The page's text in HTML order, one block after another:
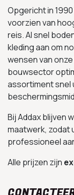
Opgericht in
voorzien van
reis. Al snel
kleding aan om
wensen van
bouwsector
assortiment snel
Bij Addax blijven
maatwerk, zodat
professioneel
Alle prijzen zijn